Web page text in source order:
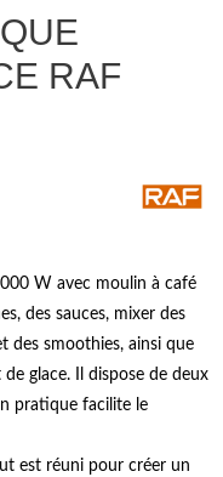
RAF
W avec moulin à café
des sauces, mixer des
des smoothies, ainsi que
glace. Il dispose de deux
pratique facilite le
est réuni pour créer un